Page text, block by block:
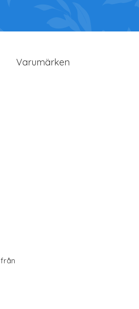
Varumärken